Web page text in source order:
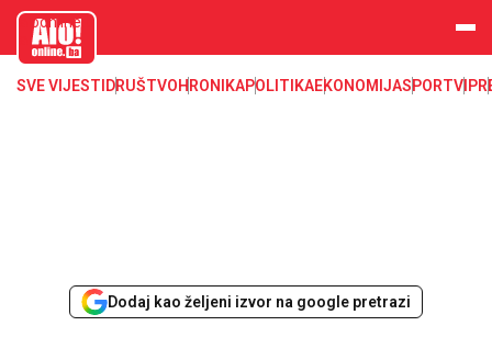
aloonline.b
SVE VIJESTI DRUŠTVOHRONIKAPOLITIKAEKONOMIJASPORTVIP
Dodaj kao željeni izvor na google pretrazi